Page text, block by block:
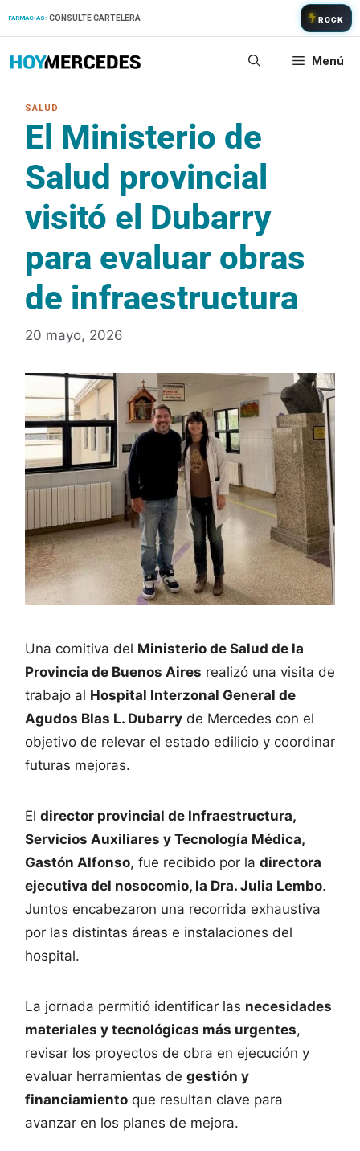
FARMACIAS: CONSULTE CARTELERA ROCK
Menú
El Ministerio de
Salud provincial
visitó el Dubarry
para evaluar obras
de infraestructura
20 mayo, 2026
Una comitiva del Ministerio de Salud de la
Provincia de Buenos Aires realizó una visita de
trabajo al Hospital Interzonal General de
Agudos Blas L. Dubarry de Mercedes con el
objetivo de relevar el estado edilicio y coordinar
futuras mejoras.
El director provincial de Infraestructura,
Servicios Auxiliares y Tecnología Médica,
Gastón Alfonso, fue recibido por la directora
ejecutiva del nosocomio, la Dra. Julia Lembo.
Juntos encabezaron una recorrida exhaustiva
por las distintas áreas e instalaciones del
hospital.
La jornada permitió identificar las necesidades
materiales y tecnológicas más urgentes,
revisar los proyectos de obra en ejecución y
evaluar herramientas de gestión y
financiamiento que resultan clave para
avanzar en los planes de mejora.